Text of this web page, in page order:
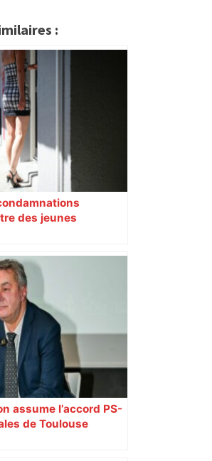
:
des jeunes
assume l’accord PS-
de Toulouse